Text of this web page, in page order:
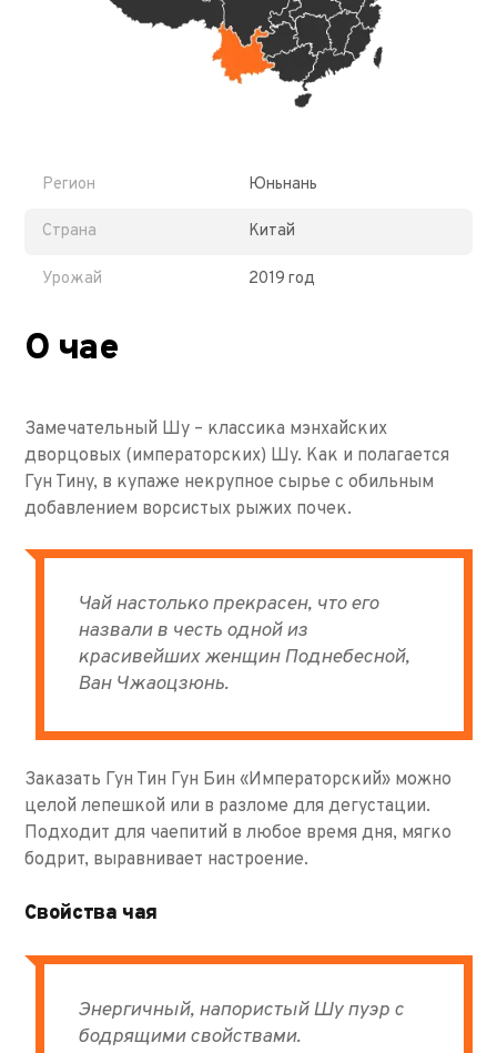
Регион Юньнань
Страна Китай
Урожай 2019 год
О чае
Замечательный Шу – классика мэнхайских
дворцовых (императорских) Шу. Как и полагается
Гун Тину, в купаже некрупное сырье с обильным
добавлением ворсистых рыжих почек.
Чай настолько прекрасен, что его
назвали в честь одной из
красивейших женщин Поднебесной,
Ван Чжаоцзюнь.
Заказать Гун Тин Гун Бин «Императорский» можно
целой лепешкой или в разломе для дегустации.
Подходит для чаепитий в любое время дня, мягко
бодрит, выравнивает настроение.
Свойства чая
Энергичный, напористый Шу пуэр с
бодрящими свойствами.